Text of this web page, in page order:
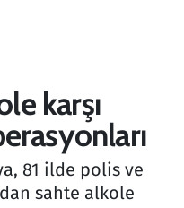
karşı
81 ilde polis ve
sahte alkole